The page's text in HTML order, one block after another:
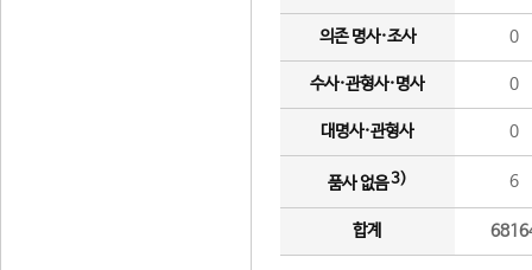
의존 명사·조사 0
수사·관형사·명사 0
대명사·관형사 0
품사 없음3) 6
합계